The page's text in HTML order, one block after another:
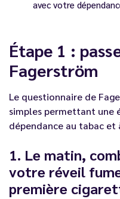
avec votre
Étape 1 :
Fagerström
Le questionnaire de
simples permettant une
dépendance au tabac et
1. Le matin,
votre réveil
première